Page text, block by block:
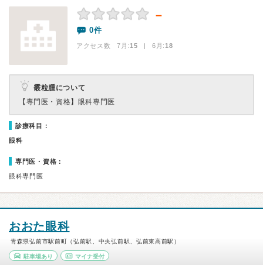
－
0件
アクセス数 7月:15 | 6月:18
霰粒腫について
【専門医・資格】 眼科専門医
診療科目：
眼科
専門医・資格：
眼科専門医
おおた眼科
青森県弘前市駅前町（弘前駅、中央弘前駅、弘前東高前駅）
駐車場あり マイナ受付